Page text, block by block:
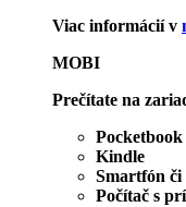
Viac informácií v
MOBI
Prečítate na
Pocketbook
Kindle
Smartfón či
Počítač s